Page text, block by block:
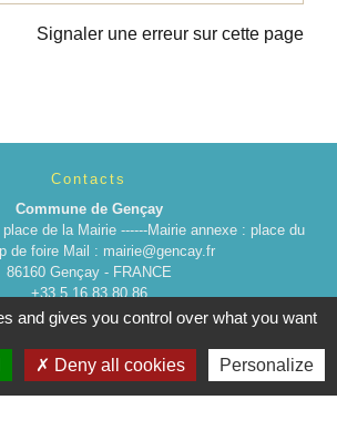
Signaler une erreur sur cette page
Contacts
Commune de Gençay
de la Mairie ------Mairie annexe : place du
de foire Mail : mairie@gencay.fr
86160 Gençay - FRANCE
+33 5 16 83 80 86
and gives you control over what you want
Deny all cookies Personalize